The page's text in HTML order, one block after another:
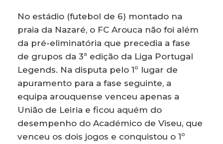
No estádio (futebol de 6) montado na
praia da Nazaré, o FC Arouca não foi além
da pré-eliminatória que precedia a fase
de grupos da 3ª edição da Liga Portugal
Legends. Na disputa pelo 1º lugar de
apuramento para a fase seguinte, a
equipa arouquense venceu apenas a
União de Leiria e ficou aquém do
desempenho do Académico de Viseu, que
venceu os dois jogos e conquistou o 1º